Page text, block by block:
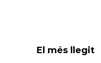
El més llegit